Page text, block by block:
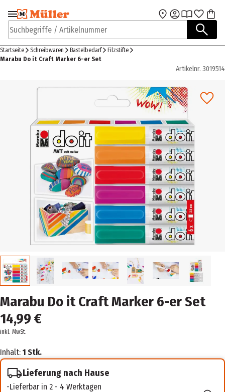
Zur Navigation
springen
Zum Hauptinhalt
Suchbegriffe / Artikelnummer
Startseite Schreibwaren Bastelbedarf
Filzstifte
Marabu Do it Craft Marker 6-er Set
Artikelnr. 3019514
Marabu Do it Craft Marker 6-er Set
14,99 €
inkl. MwSt.
Inhalt: 1 Stk.
Lieferung nach Hause
Lieferbar in 2 - 4 Werktagen